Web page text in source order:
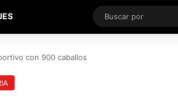
con 900 caballos